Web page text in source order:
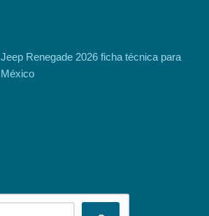
Jeep Renegade 2026 ficha técnica para
México